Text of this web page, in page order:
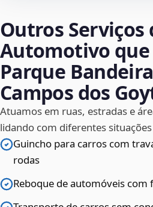
Outros Serviços
Automotivo que
Parque
Campos dos
Atuamos em ruas, estradas e
lidando com diferentes
Guincho para carros com
rodas
Reboque de automóveis